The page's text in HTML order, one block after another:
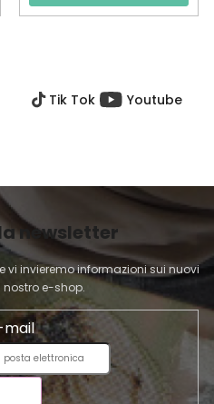
Tik Tok Youtube
newsletter
vi invieremo informazioni sui nuovi
nostro e-shop.
mail